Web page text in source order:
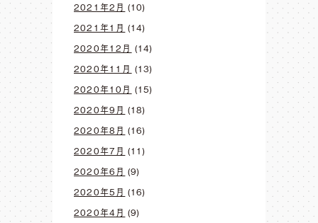
2021年2月 (10)
2021年1月 (14)
2020年12月 (14)
2020年11月 (13)
2020年10月 (15)
2020年9月 (18)
2020年8月 (16)
2020年7月 (11)
2020年6月 (9)
2020年5月 (16)
2020年4月 (9)